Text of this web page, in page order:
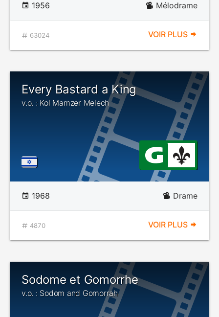
1956 Mélodrame
63024 VOIR PLUS
Every Bastard a King
v.o. : Kol Mamzer Melech
1968 Drame
4870 VOIR PLUS
Sodome et Gomorrhe
v.o. : Sodom and Gomorrah